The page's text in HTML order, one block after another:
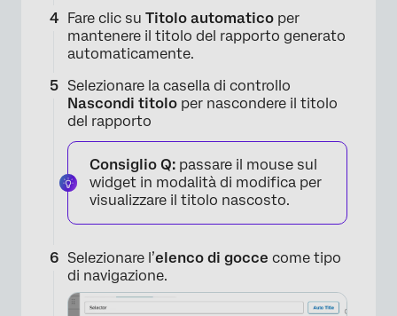
Fare clic su Titolo automatico per
mantenere il titolo del rapporto generato
automaticamente.
Selezionare la casella di controllo
Nascondi titolo per nascondere il titolo
del rapporto
Consiglio Q: passare il mouse sul
widget in modalità di modifica per
visualizzare il titolo nascosto.
Selezionare l’elenco di gocce come tipo
di navigazione.